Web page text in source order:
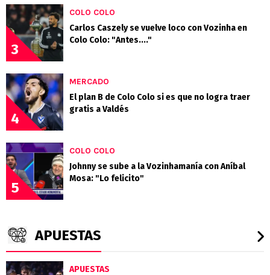
3
COLO COLO
Carlos Caszely se vuelve loco con Vozinha en
Colo Colo: "Antes...."
4
MERCADO
El plan B de Colo Colo si es que no logra traer
gratis a Valdés
5
COLO COLO
Johnny se sube a la Vozinhamanía con Aníbal
Mosa: "Lo felicito"
APUESTAS
APUESTAS